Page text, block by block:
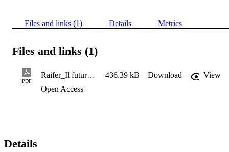
Files and links (1) Details Metrics
Files and links (1)
PDF
Raifer_Il futuro della sperimentazione in viticoltura 436.39 kB Download
View
Open Access
Details